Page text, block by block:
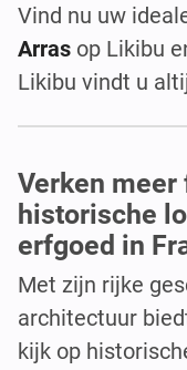
Vind nu uw
Arras op Likibu
Likibu vindt u
Verken
historische
erfgoed in
Met zijn rijke
architectuur
kijk op